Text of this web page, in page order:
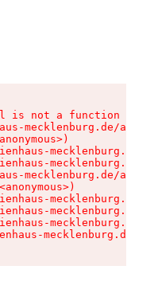
is not a function
mecklenburg.de/
mecklenburg.de/
mecklenburg.de/
mecklenburg.de/
mecklenburg.de/
mecklenburg.de/
mecklenburg.de/
mecklenburg.de/